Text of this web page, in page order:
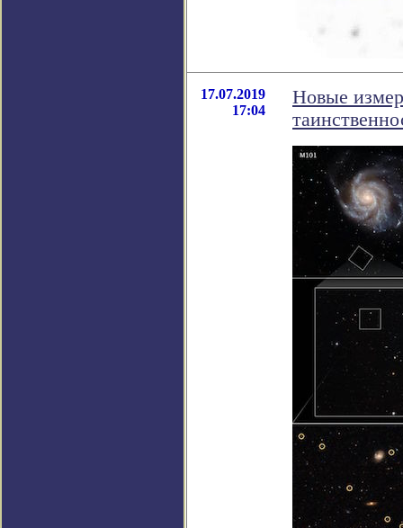
17.07.2019
17:04
Новые